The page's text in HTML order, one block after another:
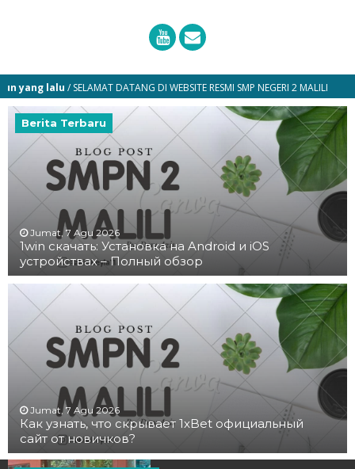
/ SELAMAT DATANG DI WEBSITE RESMI SMP NEGERI 2 MALILI
Berita Terbaru
Jumat, 7 Agu 2026
1win скачать: Установка на Android и iOS
устройствах – Полный обзор
Jumat, 7 Agu 2026
Как узнать, что скрывает 1xBet официальный
сайт от новичков?